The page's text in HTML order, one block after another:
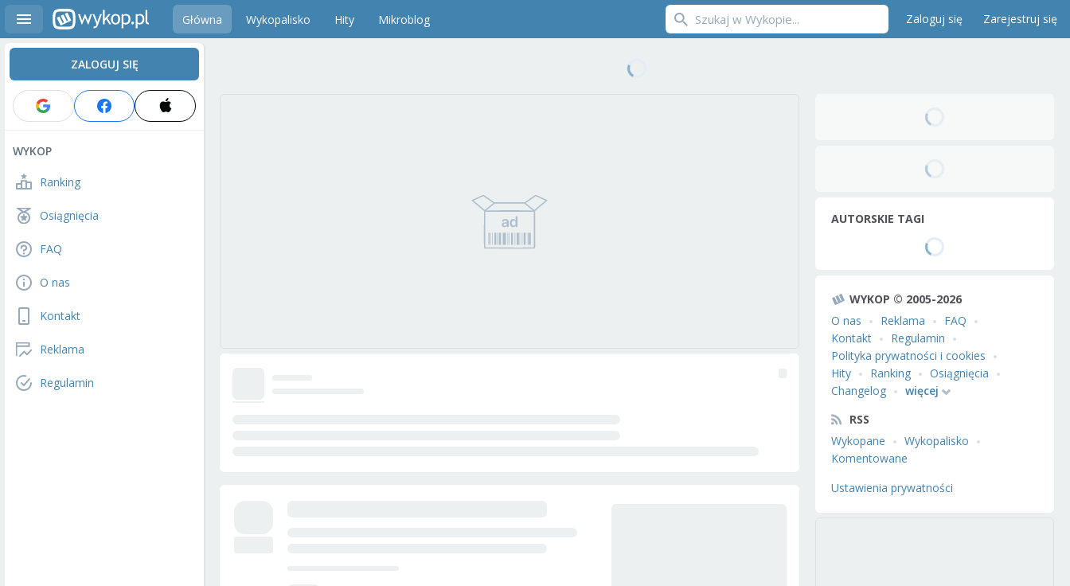
Główna Wykopalisko Hity Mikroblog Zaloguj się Zarejestruj się
ZALOGUJ SIĘ
WYKOP
Ranking
Osiągnięcia
FAQ
O nas
Kontakt
Reklama
Regulamin
AUTORSKIE TAGI
WYKOP © 2005-2026
O nas
Reklama
FAQ
Kontakt
Regulamin
Polityka prywatności i cookies
Hity
Ranking
Osiągnięcia
Changelog
więcej
RSS
Wykopane
Wykopalisko
Komentowane
Ustawienia prywatności